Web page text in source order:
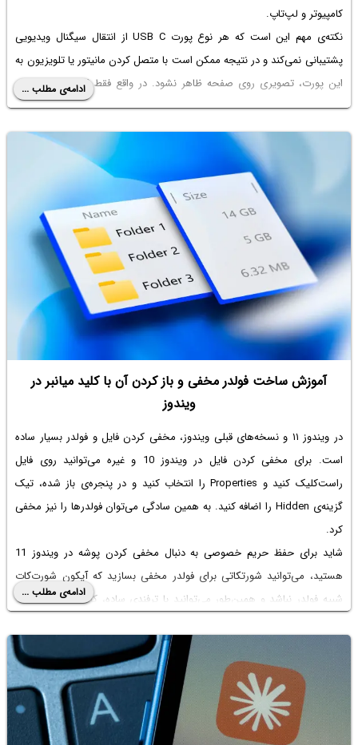
کامپیوتر و لپ‌تاپ.
نکته‌ی مهم این است که هر نوع پورت USB C از انتقال سیگنال ویدیویی
پشتیبانی نمی‌کند و در نتیجه ممکن است با متصل کردن مانیتور یا تلویزیون به
این پورت، تصویری روی صفحه ظاهر نشود. در واقع فقط USB C با علامت
تاندربولت یا با پشتیبانی از USB 4، چنین قابلیتی دارد.
خبر خوش این است که مایکروسافت در بروزرسانی‌های بعدی ویندوز ۱۱ قرار
است ابهام کاربران در مورد قابلیت‌های پورت USB C را برطرف کند. در ادامه به
جزئیات بیشتر این خبر می‌پردازیم.
ادامه‌ی مطلب ...
آموزش ساخت فولدر مخفی و باز کردن آن با کلید میانبر در
ویندوز
در ویندوز ۱۱ و نسخه‌های قبلی ویندوز، مخفی کردن فایل و فولدر بسیار ساده
است. برای مخفی کردن فایل در ویندوز 10
و غیره می‌توانید روی فایل
راست‌کلیک کنید و Properties را انتخاب کنید و در پنجره‌ی باز شده، تیک
گزینه‌ی Hidden را اضافه کنید. به همین سادگی می‌توان فولدرها را نیز مخفی
کرد.
شاید برای حفظ حریم خصوصی به دنبال مخفی کردن پوشه در ویندوز 11
هستید، می‌توانید شورتکاتی برای فولدر مخفی بسازید که آیکون شورت‌کات
شبیه فولدر نباشد و همین‌طور می‌توانید با ترفندی ساده، کاری کنید که فولدر
صورت کامل و تصویری توضیح می‌دهیم.
ادامه‌ی مطلب ...